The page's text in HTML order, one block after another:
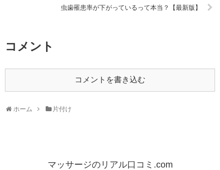
虫歯罹患率が下がっているって本当？【最新版】
コメント
コメントを書き込む
ホーム 片付け
マッサージのリアル口コミ.com